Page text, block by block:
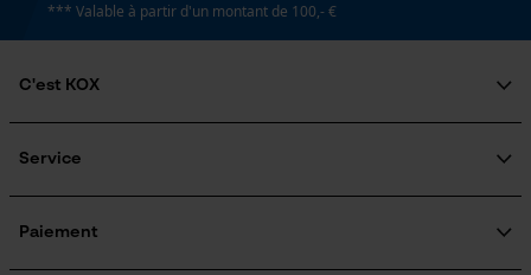
*** Valable à partir d'un montant de 100,- €
C'est KOX
Engagement social
Inscription à la newsletter
Service
KOX Catalogue
Paiement